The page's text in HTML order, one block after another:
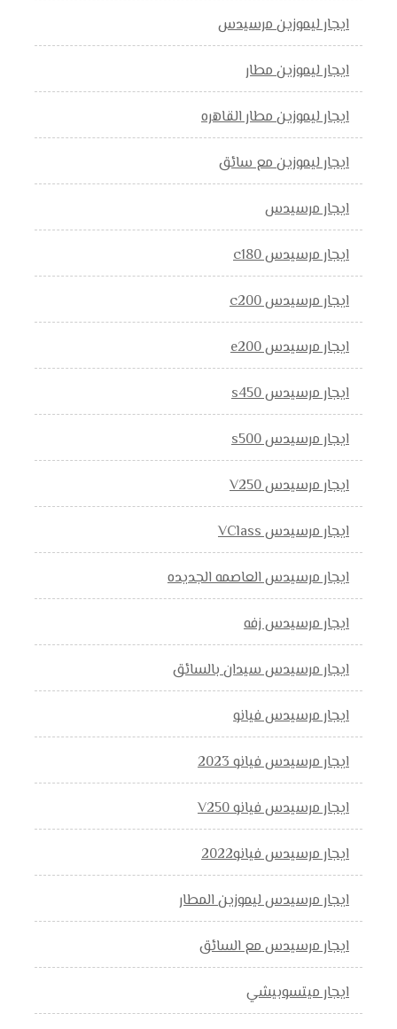
ايجار ليموزين مرسيدس
ايجار ليموزين مطار
ايجار ليموزين مطار القاهره
ايجار ليموزين مع سائق
ايجار مرسيدس
ايجار مرسيدس c180
ايجار مرسيدس c200
ايجار مرسيدس e200
ايجار مرسيدس s450
ايجار مرسيدس s500
ايجار مرسيدس V250
ايجار مرسيدس VClass
ايجار مرسيدس العاصمه الجديده
ايجار مرسيدس زفه
ايجار مرسيدس سيدان بالسائق
ايجار مرسيدس فيانو
ايجار مرسيدس فيانو 2023
ايجار مرسيدس فيانو V250
ايجار مرسيدس فيانو2022
ايجار مرسيدس ليموزين المطار
ايجار مرسيدس مع السائق
ايجار ميتسوبيشي